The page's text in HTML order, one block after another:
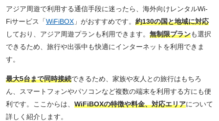
アジア周遊で利用する通信手段に迷ったら、海外向けレンタルWi-
Fiサービス「WiFiBOX 」がおすすめです。 約130の国と地域に対応
しており、アジア周遊プランも利用できます。 無制限プランも選択
できるため、旅行や出張中も快適にインターネットを利用できま
す。
最大5台まで同時接続できるため、家族や友人との旅行はもちろ
ん、スマートフォンやパソコンなど複数の端末を利用する方にも便
利です。ここからは、 WiFiBOXの特徴や料金、対応エリアについて
詳しく紹介します。